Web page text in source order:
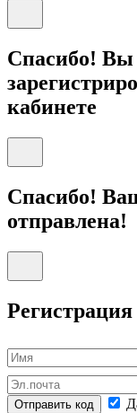
Спасибо! Вы
кабинете
Спасибо!
отправлена!
Отправить код